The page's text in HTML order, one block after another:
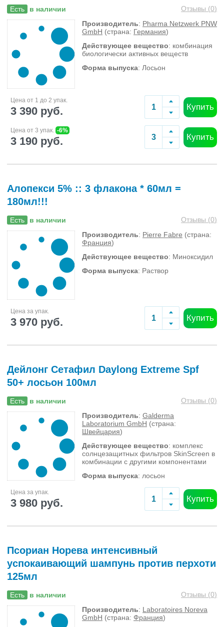
Есть в наличии Отзывы (0)
Производитель: Pharma Netzwerk PNW
GmbH (страна: Германия)
Действующее вещество: комбинация
биологически активных веществ
Форма выпуска: Лосьон
Цена от 1 до 2 упак.
3 390 руб. Купить
Цена от 3 упак. -6%
3 190 руб. Купить
Алопекси 5% :: 3 флакона * 60мл =
180мл!!!
Есть в наличии Отзывы (0)
Производитель: Pierre Fabre (страна:
Франция)
Действующее вещество: Миноксидил
Форма выпуска: Раствор
Цена за упак.
3 970 руб. Купить
Дейлонг Сетафил Daylong Extreme Spf
50+ лосьон 100мл
Есть в наличии Отзывы (0)
Производитель: Galderma
Laboratorium GmbH (страна:
Швейцария)
Действующее вещество: комплекс
солнцезащитных фильтров SkinScreen в
комбинации с другими компонентами
Форма выпуска: лосьон
Цена за упак.
3 980 руб. Купить
Псориан Норева интенсивный
успокаивающий шампунь против перхоти
125мл
Есть в наличии Отзывы (0)
Производитель: Laboratoires Noreva
GmbH (страна: Франция)